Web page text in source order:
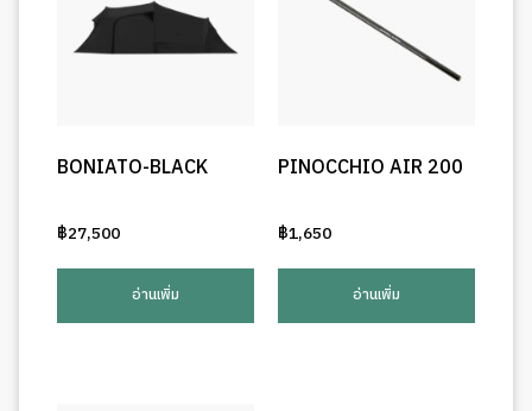
BONIATO-BLACK
฿27,500
อ่านเพิ่ม
PINOCCHIO AIR 200
฿1,650
อ่านเพิ่ม